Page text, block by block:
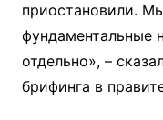
приостановили.
фундаментальные
отдельно», –
брифинга в